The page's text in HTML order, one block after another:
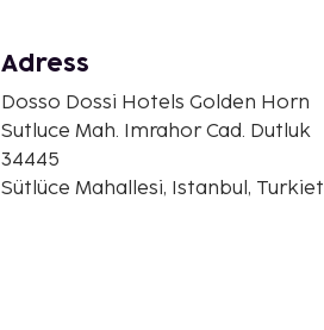
Adress
Dosso Dossi Hotels Golden Horn
Sutluce Mah. Imrahor Cad. Dutluk
34445
Sütlüce Mahallesi, Istanbul, Turkiet